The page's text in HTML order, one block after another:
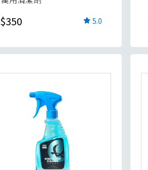
$350 5.0